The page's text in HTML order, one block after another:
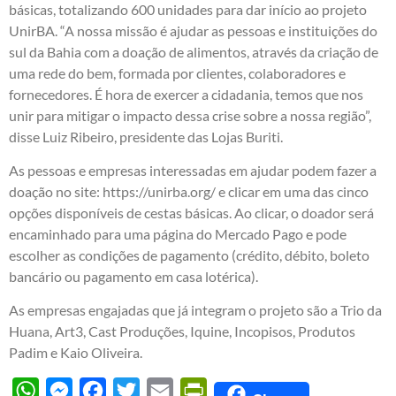
básicas, totalizando 600 unidades para dar início ao projeto
UnirBA. “A nossa missão é ajudar as pessoas e instituições do
sul da Bahia com a doação de alimentos, através da criação de
uma rede do bem, formada por clientes, colaboradores e
fornecedores. É hora de exercer a cidadania, temos que nos
unir para mitigar o impacto dessa crise sobre a nossa região”,
disse Luiz Ribeiro, presidente das Lojas Buriti.
As pessoas e empresas interessadas em ajudar podem fazer a
doação no site: https://unirba.org/e clicar em uma das cinco
opções disponíveis de cestas básicas. Ao clicar, o doador será
encaminhado para uma página do Mercado Pago e pode
escolher as condições de pagamento (crédito, débito, boleto
bancário ou pagamento em casa lotérica).
As empresas engajadas que já integram o projeto são a Trio da
Huana, Art3, Cast Produções, Iquine, Incopisos, Produtos
Padim e Kaio Oliveira.
WhatsAppMessengerFacebook
Twitter Email PrintFriendly